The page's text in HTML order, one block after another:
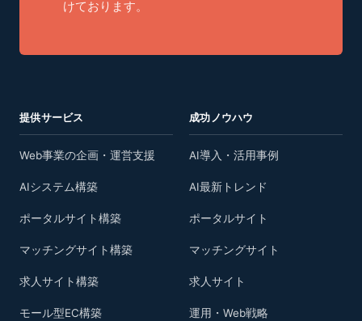
けております。
提供サービス
Web事業の企画・運営支援
AIシステム構築
ポータルサイト構築
マッチングサイト構築
求人サイト構築
モール型EC構築
成功ノウハウ
AI導入・活用事例
AI最新トレンド
ポータルサイト
マッチングサイト
求人サイト
運用・Web戦略